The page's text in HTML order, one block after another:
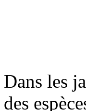
Dans les
des